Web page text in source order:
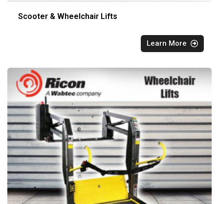
Scooter & Wheelchair Lifts
Learn More